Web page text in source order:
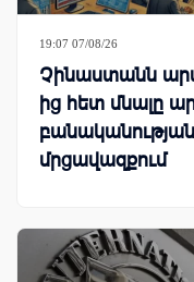
19:07 07/08/26
Չինաստանն
ից հետ մնալը
մրցավազքում